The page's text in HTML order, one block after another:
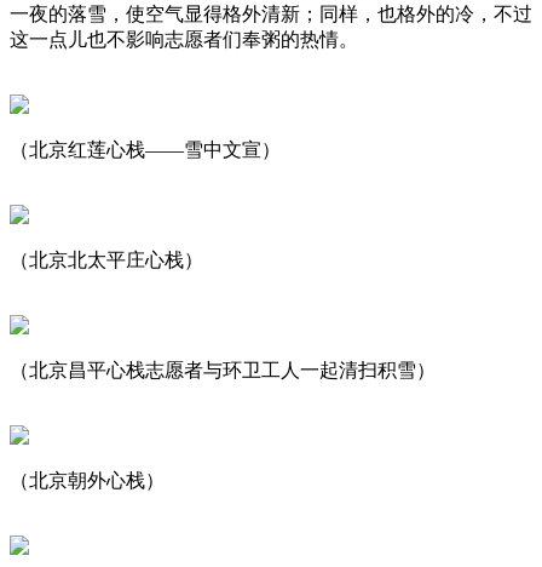
一夜的落雪，使空气显得格外清新；同样，也格外的冷，不过
这一点儿也不影响志愿者们奉粥的热情。
（北京红莲心栈——雪中文宣）
（北京北太平庄心栈）
（北京昌平心栈志愿者与环卫工人一起清扫积雪）
（北京朝外心栈）